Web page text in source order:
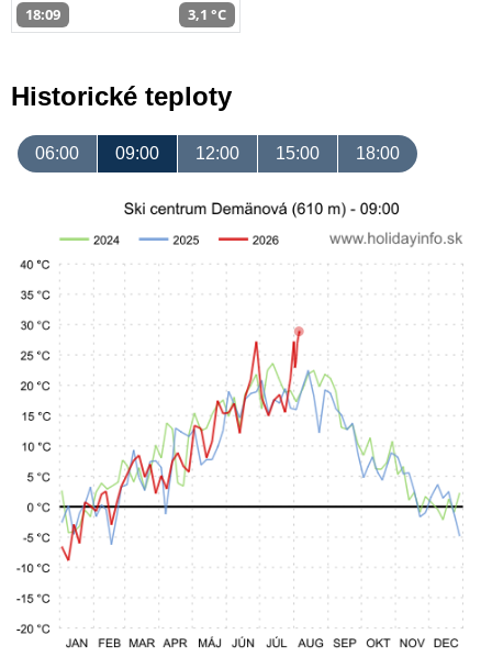
18:09 3,1 °C
Historické teploty
06:00 09:00 12:00 15:00 18:00